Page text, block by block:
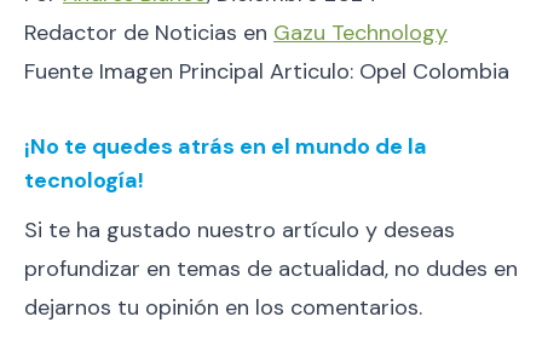
Redactor de Noticias en Gazu Technology
Fuente Imagen Principal Articulo: Opel Colombia
¡No te quedes atrás en el mundo de la
tecnología!
Si te ha gustado nuestro artículo y deseas
profundizar en temas de actualidad, no dudes en
dejarnos tu opinión en los comentarios.